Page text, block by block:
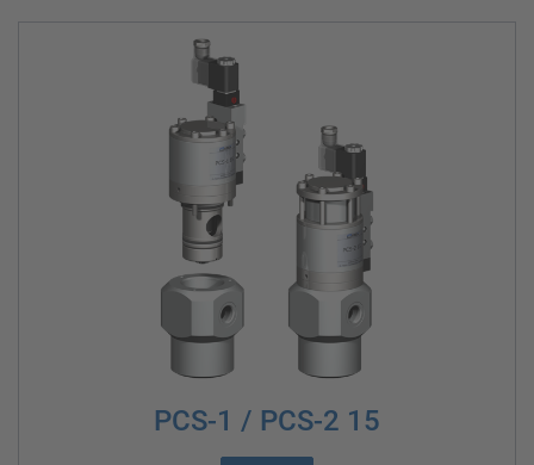
PCS-1 / PCS-2 15